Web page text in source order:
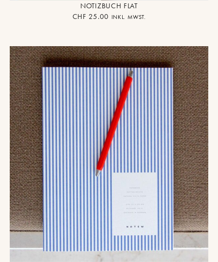
NOTIZBUCH FLAT
CHF 25.00 INKL. MWST.